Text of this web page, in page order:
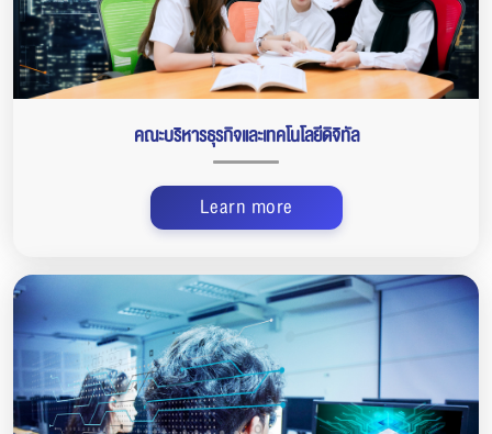
คณะบริหารธุรกิจและเทคโนโลยีดิจิทัล
Learn more